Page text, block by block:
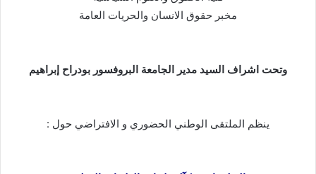
مخبر حقوق الانسان والحريات العامة
وتحت اشراف السيد مدير الجامعة البروفسور بودراح إبراهيم
ينظم الملتقى الوطني الحضوري و الافتراضي حول :